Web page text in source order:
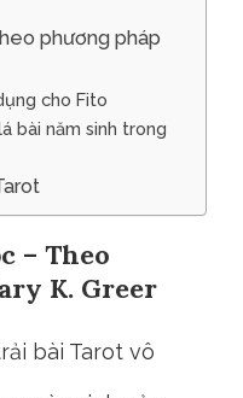
phương pháp
cho Fito
bài năm sinh trong
– Theo
K. Greer
bài Tarot vô